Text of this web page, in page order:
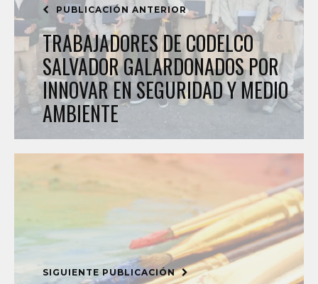
PUBLICACIÓN ANTERIOR
TRABAJADORES DE CODELCO
SALVADOR GALARDONADOS POR
INNOVAR EN SEGURIDAD Y MEDIO
AMBIENTE
SIGUIENTE PUBLICACIÓN